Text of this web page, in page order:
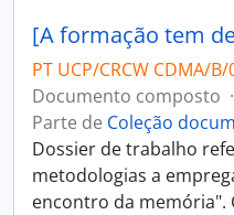
PT UCP/CRCW CDMA/
Documento composto ·
Parte de Coleção
Dossier de trabalho
metodologias a
encontro da memória".